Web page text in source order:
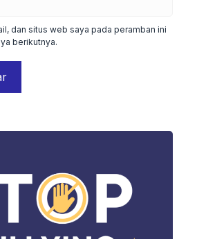
dan situs web saya pada peramban ini
berikutnya.